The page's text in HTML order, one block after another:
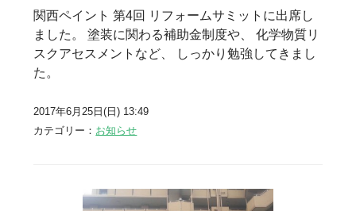
関西ペイント 第4回 リフォームサミットに出席し
ました。 塗装に関わる補助金制度や、 化学物質リ
スクアセスメントなど、 しっかり勉強してきまし
た。
2017年6月25日(日) 13:49
カテゴリー： お知らせ